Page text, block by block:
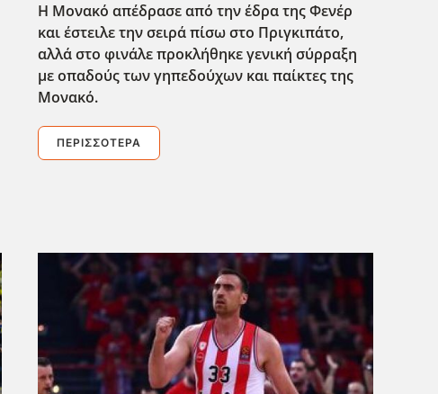
Η Μονακό απέδρασε από την έδρα της Φενέρ
και έστειλε την σειρά πίσω στο Πριγκιπάτο,
αλλά στο φινάλε προκλήθηκε γενική σύρραξη
με οπαδούς των γηπεδούχων και παίκτες της
Μονακό.
ΠΕΡΙΣΣΌΤΕΡΑ